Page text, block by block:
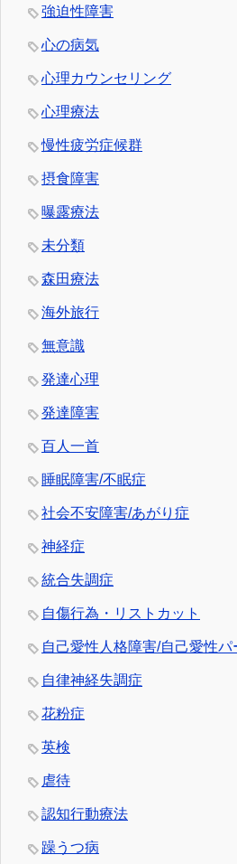
強迫性障害
心の病気
心理カウンセリング
心理療法
慢性疲労症候群
摂食障害
曝露療法
未分類
森田療法
海外旅行
無意識
発達心理
発達障害
百人一首
睡眠障害/不眠症
社会不安障害/あがり症
神経症
統合失調症
自傷行為・リストカット
自己愛性人格障害/自己愛性
自律神経失調症
花粉症
英検
虐待
認知行動療法
躁うつ病